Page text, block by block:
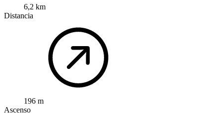
6,2 km
Distancia
196 m
Ascenso